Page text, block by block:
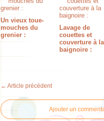
Un vieux toue-
mouches du
grenier :
Lavage de
couettes et
couverture à la
baignoire :
← Article précédent
Ajouter un